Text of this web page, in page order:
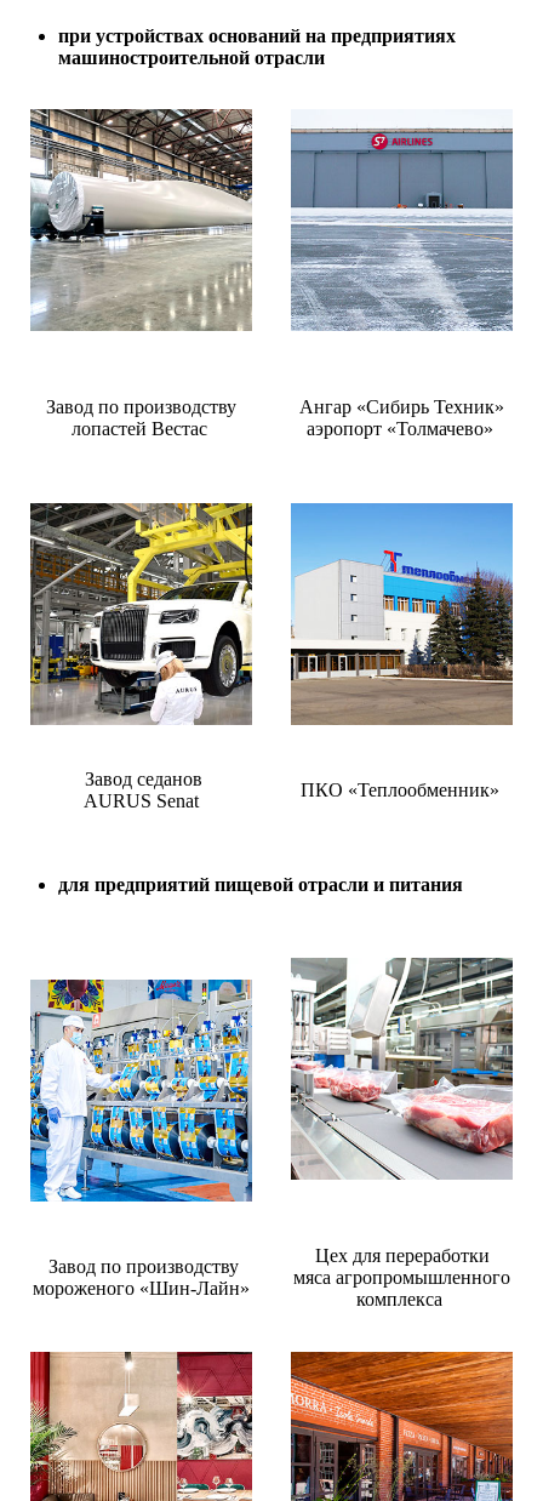
при устройствах оснований на предприятиях
машиностроительной отрасли
Завод по производству
лопастей Вестас
Ангар «Сибирь Техник»
аэропорт «Толмачево»
Завод седанов
AURUS Senat
ПКО «Теплообменник»
для предприятий пищевой отрасли и питания
Завод по производству
мороженого «Шин-Лайн»
Цех для переработки
мяса агропромышленного
комплекса